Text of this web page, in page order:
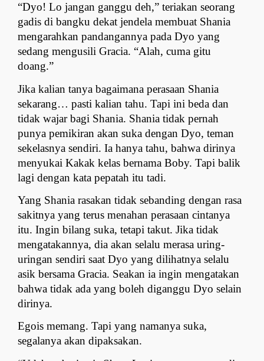
“Dyo! Lo jangan ganggu deh,” teriakan seorang
gadis di bangku dekat jendela membuat Shania
mengarahkan pandangannya pada Dyo yang
sedang mengusili Gracia. “Alah, cuma gitu
doang.”
Jika kalian tanya bagaimana perasaan Shania
sekarang… pasti kalian tahu. Tapi ini beda dan
tidak wajar bagi Shania. Shania tidak pernah
punya pemikiran akan suka dengan Dyo, teman
sekelasnya sendiri. Ia hanya tahu, bahwa dirinya
menyukai Kakak kelas bernama Boby. Tapi balik
lagi dengan kata pepatah itu tadi.
Yang Shania rasakan tidak sebanding dengan rasa
sakitnya yang terus menahan perasaan cintanya
itu. Ingin bilang suka, tetapi takut. Jika tidak
mengatakannya, dia akan selalu merasa uring-
uringan sendiri saat Dyo yang dilihatnya selalu
asik bersama Gracia. Seakan ia ingin mengatakan
bahwa tidak ada yang boleh diganggu Dyo selain
dirinya.
Egois memang. Tapi yang namanya suka,
segalanya akan dipaksakan.